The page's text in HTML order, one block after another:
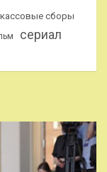
кассовые сборы
сериал